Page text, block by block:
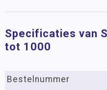
Specificaties van
tot 1000
Bestelnummer